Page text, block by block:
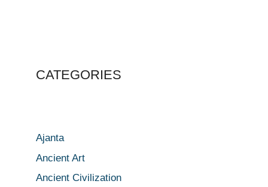
CATEGORIES
Ajanta
Ancient Art
Ancient Civilization